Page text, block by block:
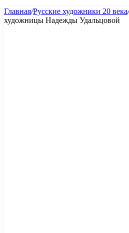
Главная/Русские художники 20 века/
художницы Надежды Удальцовой